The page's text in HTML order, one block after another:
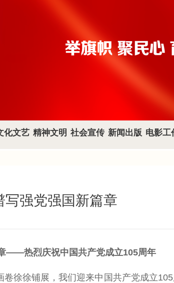
化文艺 精神文明 社会宣传 新闻出版 电影工
写强党强国新篇章
——热烈庆祝中国共产党成立105周年
徐铺展，我们迎来中国共产党成立